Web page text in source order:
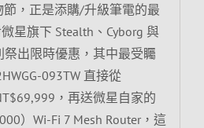
，正是添購/升級筆電的最
星旗下 Stealth、Cyborg 與
祭出限時優惠，其中最受矚
093TW 直接從
，再送微星自家的
）Wi-Fi 7 Mesh Router，這